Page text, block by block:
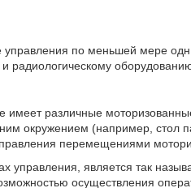
управления по меньшей мере
радиологическому
имеет различные
окружением (например, стол
перемещениями
является так
осуществления